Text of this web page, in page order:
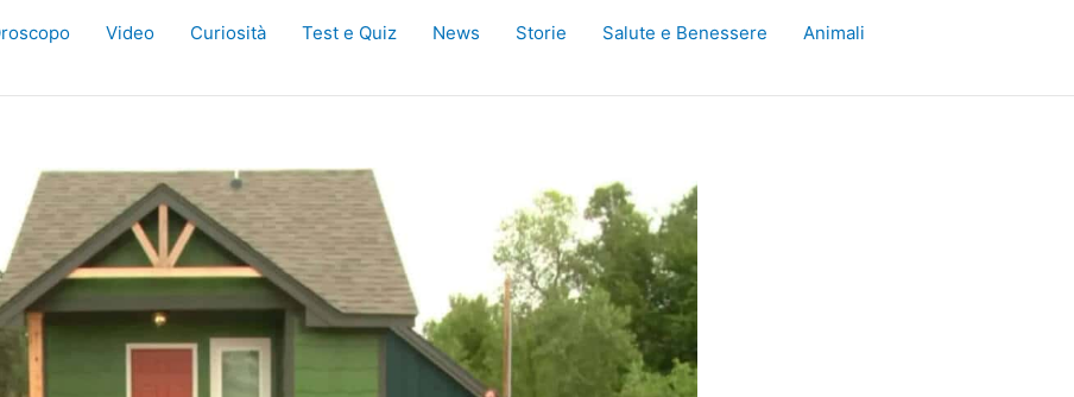
Video Curiosità Test e Quiz News Storie Salute e Benessere
Animali